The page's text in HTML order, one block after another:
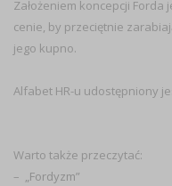
Założeniem koncepcji
cenie, by przeciętnie
jego kupno.
Alfabet HR-u udostępniony
Warto także przeczytać:
– „Fordyzm”